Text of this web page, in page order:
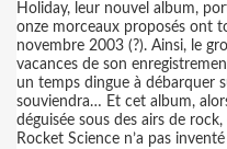
Holiday, leur nouvel album,
onze morceaux proposés ont
novembre 2003 (?). Ainsi, le
vacances de son
un temps dingue à débarquer
souviendra… Et cet album,
déguisée sous des airs de
Rocket Science n’a pas